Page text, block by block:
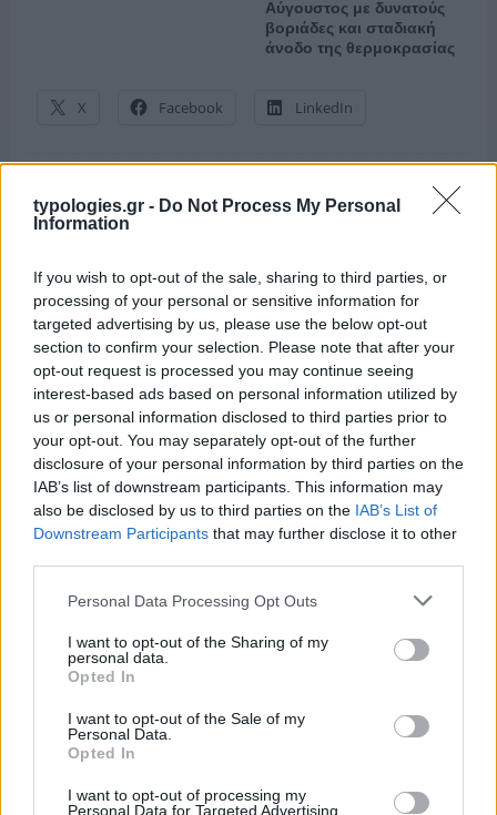
typologies.gr - Do Not Process My Personal
Information
If you wish to opt-out of the sale, sharing to third parties, or
processing of your personal or sensitive information for
targeted advertising by us, please use the below opt-out
section to confirm your selection. Please note that after your
opt-out request is processed you may continue seeing
interest-based ads based on personal information utilized by
us or personal information disclosed to third parties prior to
your opt-out. You may separately opt-out of the further
disclosure of your personal information by third parties on the
IAB’s list of downstream participants. This information may
also be disclosed by us to third parties on the IAB’s List of
Downstream Participants that may further disclose it to other
Please note that this website/app uses one or more Google
not limited to your visit or usage behaviour. You may click to
grant or deny consent to Google and its third-party tags to
use your data for below specified purposes in below Google
consent section.
Personal Data Processing Opt Outs
I want to opt-out of the Sharing of my
personal data.
Opted In
I want to opt-out of the Sale of my
Personal Data.
Opted In
I want to opt-out of processing my
Personal Data for Targeted Advertising.
Αύγουστος με δυνατούς
βοριάδες και σταδιακή
άνοδο της θερμοκρασίας
X Facebook LinkedIn
ΑΝΗΚΕΙ ΣΤΗΝ ΚΑΤΗΓΟΡΙΑ: ΑΝΑΚΟΙΝΩΣΕΙΣ , ΤΗΛΕΟΡΑΣΗ